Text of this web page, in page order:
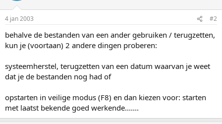
4 jan 2003 #2
behalve de bestanden van een ander gebruiken / terugzetten,
kun je (voortaan) 2 andere dingen proberen:
systeemherstel, terugzetten van een datum waarvan je weet
dat je de bestanden nog had of
opstarten in veilige modus (F8) en dan kiezen voor: starten
met laatst bekende goed werkende.......